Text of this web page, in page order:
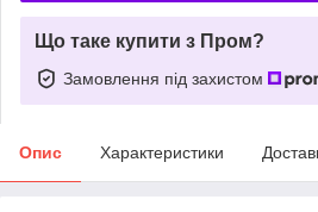
Що таке купити з Пром?
Замовлення під захистом
Опис Характеристики